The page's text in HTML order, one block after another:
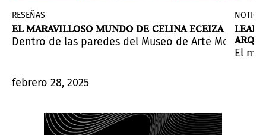
el público ha dejado suspendidos en el aire de
y memorias urbanas para crear un
Energía y optimismo para toda la vida,
RESEÑAS
EL MARAVILLOSO MUNDO DE CELINA ECEIZA
Dentro de las paredes del Museo de Arte
febrero 28, 2025
El